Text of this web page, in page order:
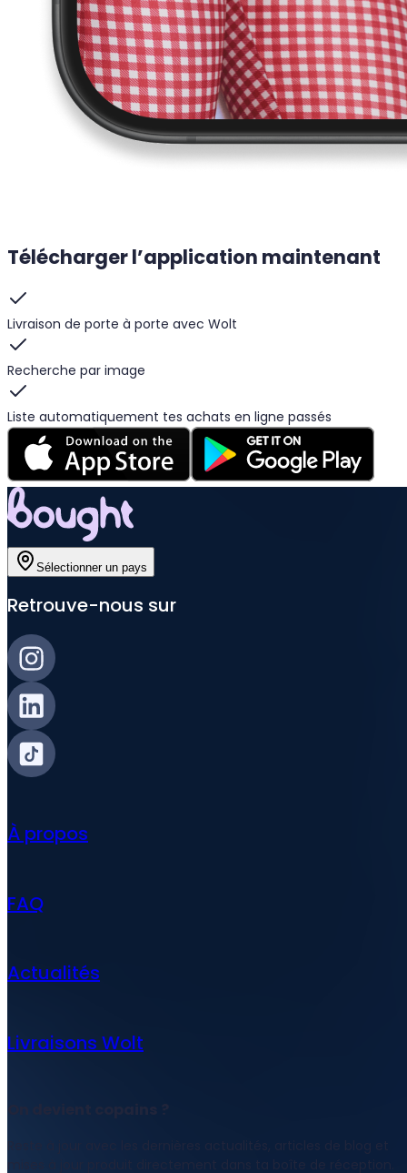
Télécharger l’application maintenant
Livraison de porte à porte avec Wolt
Recherche par image
Liste automatiquement tes achats en ligne passés
Sélectionner un pays
Retrouve-nous sur
À propos
FAQ
Actualités
Livraisons Wolt